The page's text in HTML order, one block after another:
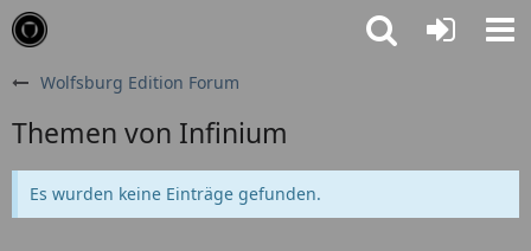
Wolfsburg Edition Forum
Themen von Infinium
Es wurden keine Einträge gefunden.